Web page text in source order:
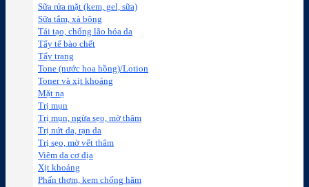
Sữa rửa mặt (kem, gel, sữa)
Sữa tắm, xà bông
Tái tạo, chống lão hóa da
Tẩy tế bào chết
Tẩy trang
Tone (nước hoa hồng)/Lotion
Toner và xịt khoáng
Mặt nạ
Trị mụn
Trị mụn, ngừa sẹo, mờ thâm
Trị nứt da, rạn da
Trị sẹo, mờ vết thâm
Viêm da cơ địa
Xịt khoáng
Phấn thơm, kem chống hăm